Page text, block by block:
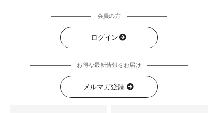
会員の方
ログイン
お得な最新情報をお届け
メルマガ登録